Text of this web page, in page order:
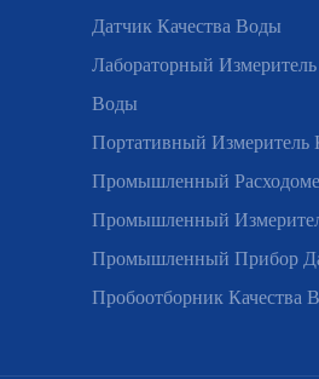
Датчик Качества Воды
Лабораторный Измеритель
Воды
Портативный Измеритель
Промышленный
Промышленный
Промышленный Прибор
Пробоотборник Качества